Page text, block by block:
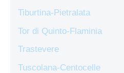
Tiburtina-Pietralata
Tor di Quinto-Flaminia
Trastevere
Tuscolana-Centocelle